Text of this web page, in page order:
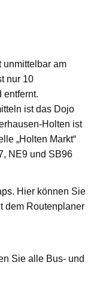
unmittelbar am
nur 10
entfernt.
ist das Dojo
Holten ist
„Holten Markt“
NE9 und SB96
Hier können Sie
dem Routenplaner
Sie alle Bus- und